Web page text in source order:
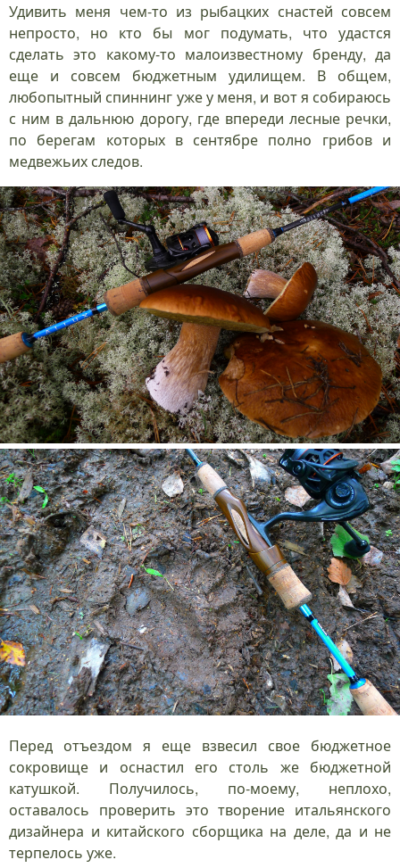
Удивить меня чем-то из рыбацких снастей совсем
непросто, но кто бы мог подумать, что удастся
сделать это какому-то малоизвестному бренду, да
еще и совсем бюджетным удилищем. В общем,
любопытный спиннинг уже у меня, и вот я собираюсь
с ним в дальнюю дорогу, где впереди лесные речки,
по берегам которых в сентябре полно грибов и
медвежьих следов.
Перед отъездом я еще взвесил свое бюджетное
сокровище и оснастил его столь же бюджетной
катушкой. Получилось, по-моему, неплохо,
оставалось проверить это творение итальянского
дизайнера и китайского сборщика на деле, да и не
терпелось уже.